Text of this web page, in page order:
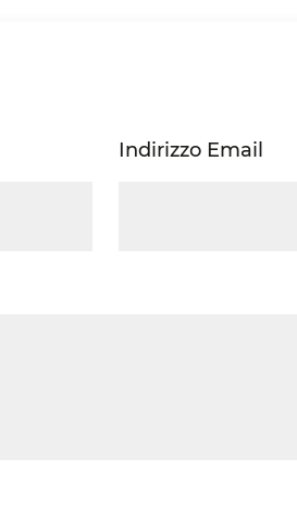
Indirizzo Email